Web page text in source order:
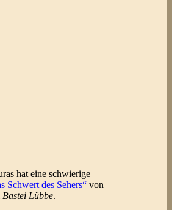
hat eine schwierige
Schwert des Sehers“ von
Bastei Lübbe.